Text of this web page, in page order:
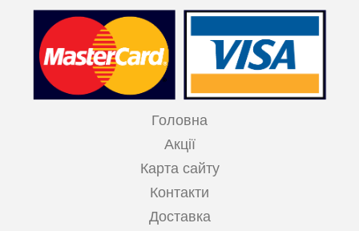
Головна
Акції
Карта сайту
Контакти
Доставка